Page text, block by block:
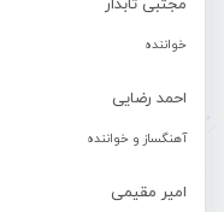
مجتبی تابدار
خواننده
احمد رضایی
آهنگساز و خواننده
امیر مقیمی